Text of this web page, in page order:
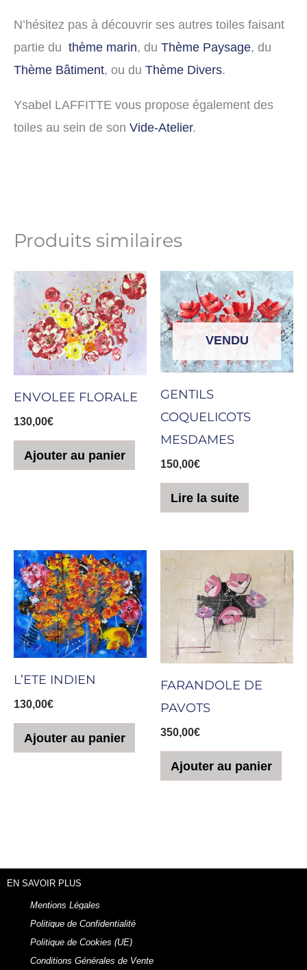
N’hésitez pas à découvrir ses autres toiles faisant
partie du thème marin, du Thème Paysage, du
Thème Bâtiment, ou du Thème Divers.
Ysabel LAFFITTE vous propose également des
toiles au sein de son Vide-Atelier.
Produits similaires
ENVOLEE FLORALE
130,00€
Ajouter au panier
VENDU
GENTILS
COQUELICOTS
MESDAMES
150,00€
Lire la suite
L’ETE INDIEN
130,00€
Ajouter au panier
FARANDOLE DE
PAVOTS
350,00€
Ajouter au panier
EN SAVOIR PLUS
Mentions Légales
Politique de Confidentialité
Politique de Cookies (UE)
Conditions Générales de Vente